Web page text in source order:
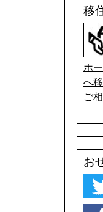
移
ホ
へ
ご
お